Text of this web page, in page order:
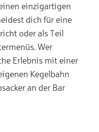
einzigartigen
dich für eine
oder als Teil
Wer
Erlebnis mit einer
Kegelbahn
an der Bar